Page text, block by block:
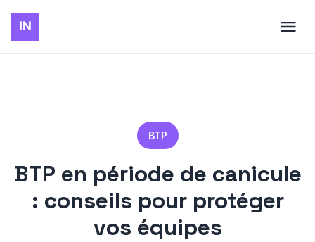
BTP
BTP en période de canicule
: conseils pour protéger
vos équipes